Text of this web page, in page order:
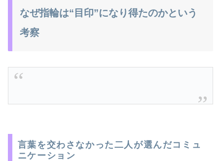
なぜ指輪は“目印”になり得たのかという
考察
言葉を交わさなかった二人が選んだコミュ
ニケーション